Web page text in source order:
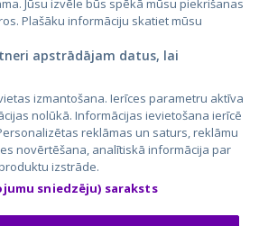
CVbankas.lt
Kainos.lt
Paslaugos.lt
auto24.ee
Osta.ee
KuldneBörs.ee
Jūsu izvēle būs spēkā mūsu piekrišanas
Plašāku informāciju skatiet mūsu
apstrādājam datus, lai
izmantošana. Ierīces parametru aktīva
nolūkā. Informācijas ievietošana ierīcē
reklāmas un saturs, reklāmu
novērtēšana, analītiskā informācija par
izstrāde.
sniedzēju) saraksts